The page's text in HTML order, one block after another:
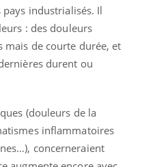
industrialisés. Il
: des douleurs
mais de courte durée, et
durent ou
(douleurs de la
inflammatoires
concerneraient